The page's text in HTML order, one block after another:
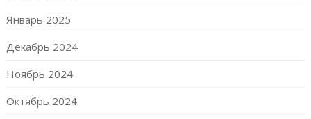
Январь 2025
Декабрь 2024
Ноябрь 2024
Октябрь 2024